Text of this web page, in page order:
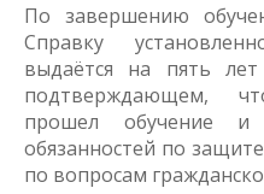
По завершению
Справку
выдаётся на пять
подтверждающем,
прошел обучение
обязанностей по
по вопросам